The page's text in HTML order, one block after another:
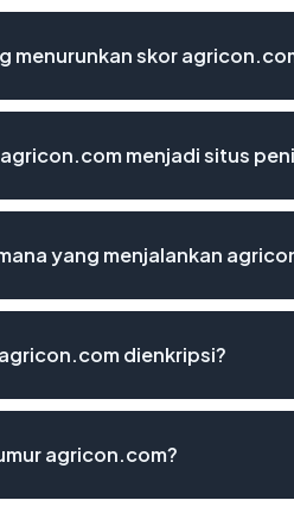
menurunkan skor
menjadi situs
yang menjalankan
dienkripsi?
agricon.com?